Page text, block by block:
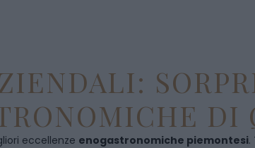
DI
eccellenze enogastronomiche piemontesi.